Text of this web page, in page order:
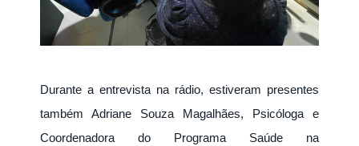
Durante a entrevista na rádio, estiveram presentes
também Adriane Souza Magalhães, Psicóloga e
Coordenadora do Programa Saúde na